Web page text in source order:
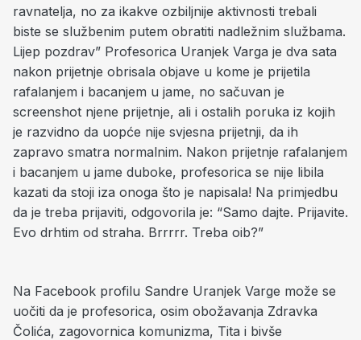
ravnatelja, no za ikakve ozbiljnije aktivnosti trebali
biste se službenim putem obratiti nadležnim službama.
Lijep pozdrav” Profesorica Uranjek Varga je dva sata
nakon prijetnje obrisala objave u kome je prijetila
rafalanjem i bacanjem u jame, no sačuvan je
screenshot njene prijetnje, ali i ostalih poruka iz kojih
je razvidno da uopće nije svjesna prijetnji, da ih
zapravo smatra normalnim. Nakon prijetnje rafalanjem
i bacanjem u jame duboke, profesorica se nije libila
kazati da stoji iza onoga što je napisala! Na primjedbu
da je treba prijaviti, odgovorila je: “Samo dajte. Prijavite.
Evo drhtim od straha. Brrrrr. Treba oib?”
Na Facebook profilu Sandre Uranjek Varge može se
uočiti da je profesorica, osim obožavanja Zdravka
Čolića, zagovornica komunizma, Tita i bivše